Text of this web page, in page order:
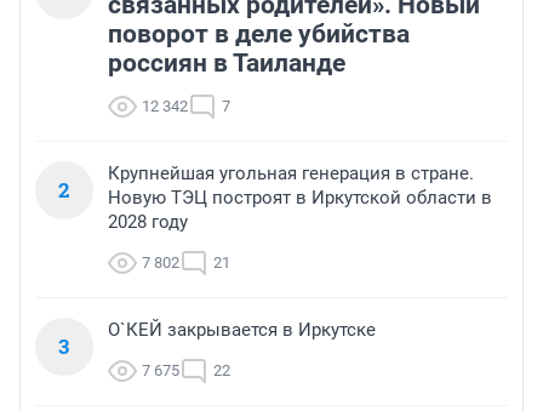
поворот в деле убийства
россиян в Таиланде
12 342 7
2
Крупнейшая угольная генерация в стране.
Новую ТЭЦ построят в Иркутской области в
2028 году
7 802 21
3
О`КЕЙ закрывается в Иркутске
7 675 22